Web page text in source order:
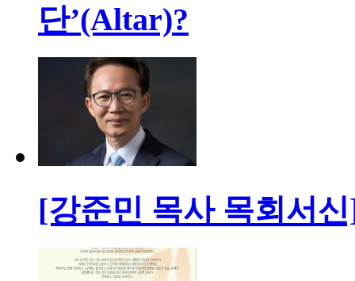
단’(Altar)?
[강준민 목사 목회서